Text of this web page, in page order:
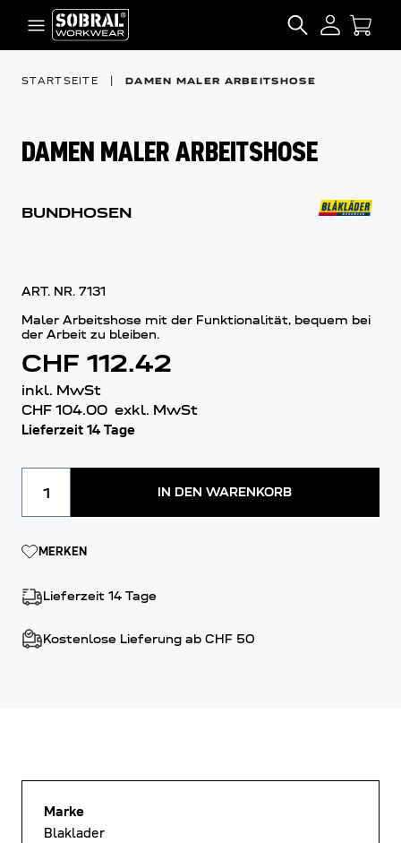
Zum Inhalt springen
SEARCH
STARTSEITE DAMEN MALER ARBEITSHOSE
DAMEN MALER ARBEITSHOSE
BUNDHOSEN
ART. NR. 7131
Maler Arbeitshose mit der Funktionalität, bequem bei
der Arbeit zu bleiben.
CHF 112.42
inkl. MwSt
CHF 104.00 exkl. MwSt
Lieferzeit 14 Tage
IN DEN WARENKORB
MERKEN
Lieferzeit 14 Tage
Kostenlose Lieferung ab CHF 50
Marke
Blaklader